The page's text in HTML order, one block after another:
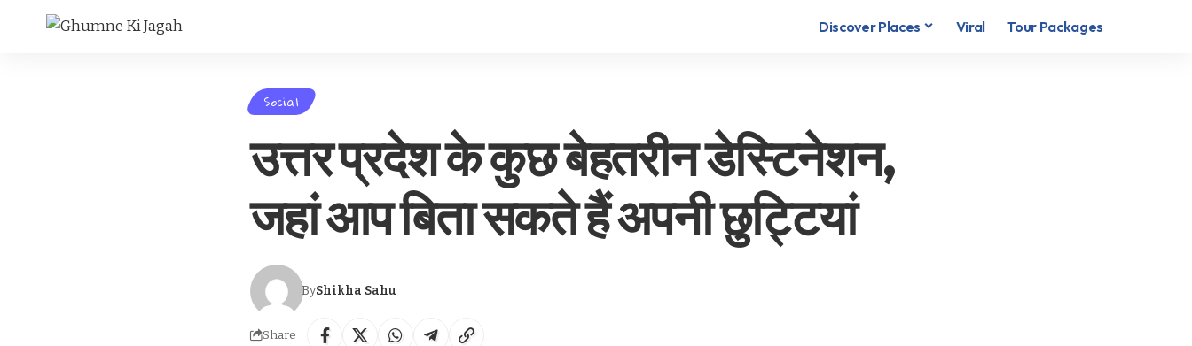
Discover Places Viral Tour Packages
Social
उत्तर प्रदेश के कुछ बेहतरीन डेस्टिनेशन,
जहां आप बिता सकते हैं अपनी छुट्टियां
ByShikha Sahu
Share